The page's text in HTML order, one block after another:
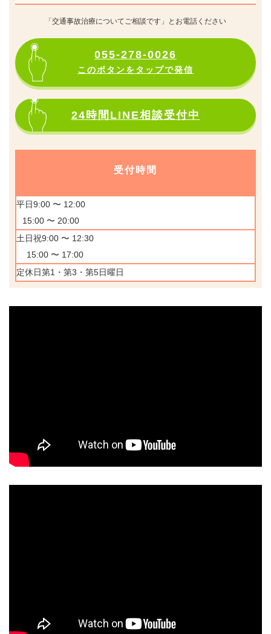
「交通事故治療についてご相談です」とお電話ください
055-278-0026
このボタンをタップで発信
24時間LINE相談受付中
受付時間
平日9:00 〜 12:00
15:00 〜 20:00
土日祝9:00 〜 12:30
15:00 〜 17:00
定休日第1・第3・第5日曜日